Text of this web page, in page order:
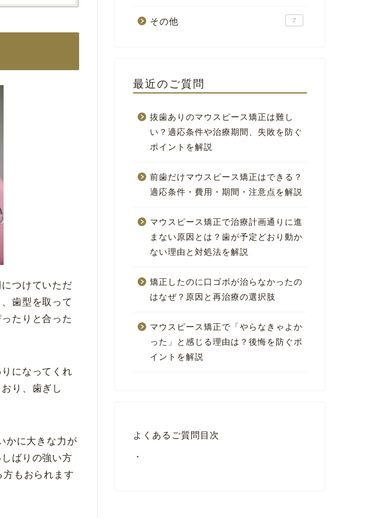
つけていただ
歯型を取って
たりと合った
になってくれ
り、歯ぎし
かに大きな力が
ばりの強い方
もおられます
その他 7
最近のご質問
抜歯ありのマウスピース矯正は難し
い？適応条件や治療期間、失敗を防ぐ
ポイントを解説
前歯だけマウスピース矯正はできる？
適応条件・費用・期間・注意点を解説
マウスピース矯正で治療計画通りに進
まない原因とは？歯が予定どおり動か
ない理由と対処法を解説
矯正したのに口ゴボが治らなかったの
はなぜ？原因と再治療の選択肢
マウスピース矯正で「やらなきゃよか
った」と感じる理由は？後悔を防ぐポ
イントを解説
よくあるご質問目次
・